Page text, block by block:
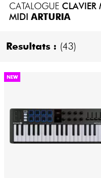
Casques
Eclairage
Batteries & Percu
CATALOGUE CLAVIER
MIDI ARTURIA
Resultats : (43)
NEW